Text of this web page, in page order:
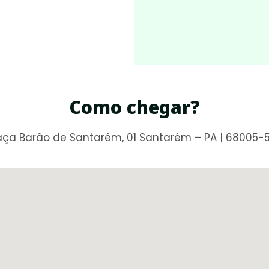
Como chegar?
Barão de Santarém, 01 Santarém – PA | 68005-